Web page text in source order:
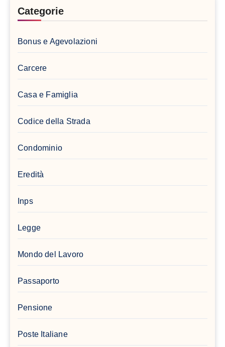
Categorie
Bonus e Agevolazioni
Carcere
Casa e Famiglia
Codice della Strada
Condominio
Eredità
Inps
Legge
Mondo del Lavoro
Passaporto
Pensione
Poste Italiane